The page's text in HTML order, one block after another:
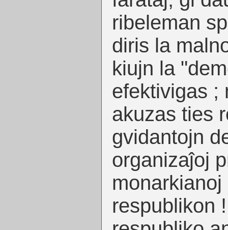
ribeleman
diris la
kiujn la
efektivigas ;
akuzas ties
gvidantojn
organizaĵoj
respublikon